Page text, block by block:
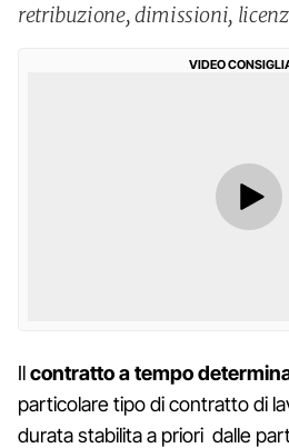
retribuzione, dimissioni,
VIDEO
Ilcontratto a tempo
particolare tipo di contratto di
durata stabilita a priori dalle